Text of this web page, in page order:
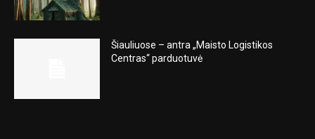
Šiauliuose – antra „Maisto Logistikos
Centras“ parduotuvė